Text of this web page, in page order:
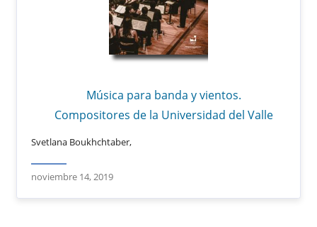
Música para banda y vientos.
Compositores de la Universidad del Valle
Svetlana Boukhchtaber,
noviembre 14, 2019